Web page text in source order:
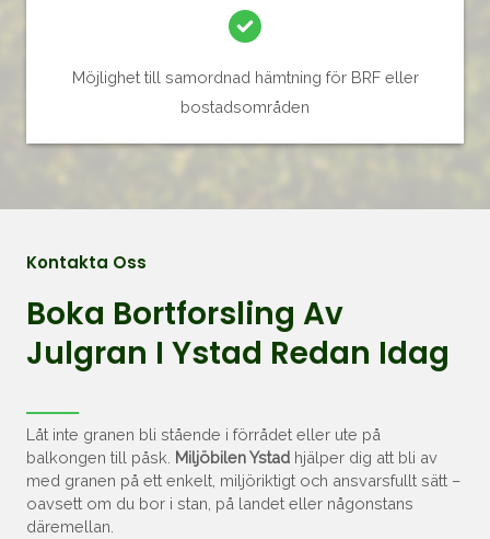
Möjlighet till samordnad hämtning för BRF eller
bostadsområden
Kontakta Oss
Boka Bortforsling Av
Julgran I Ystad Redan Idag
Låt inte granen bli stående i förrådet eller ute på
balkongen till påsk. Miljöbilen Ystad hjälper dig att bli av
med granen på ett enkelt, miljöriktigt och ansvarsfullt sätt –
oavsett om du bor i stan, på landet eller någonstans
däremellan.